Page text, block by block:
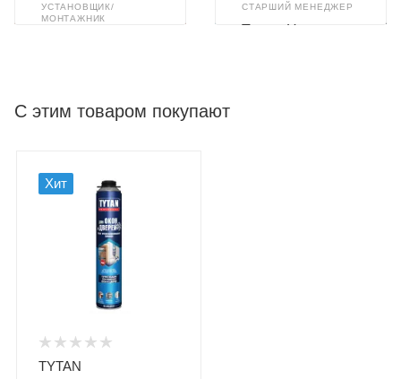
УСТАНОВЩИК/
МОНТАЖНИК
СТАРШИЙ МЕНЕДЖЕР
Тимур Назиров
С этим товаром покупают
Хит
TYTAN